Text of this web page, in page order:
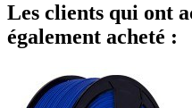
Les clients qui ont
également acheté :